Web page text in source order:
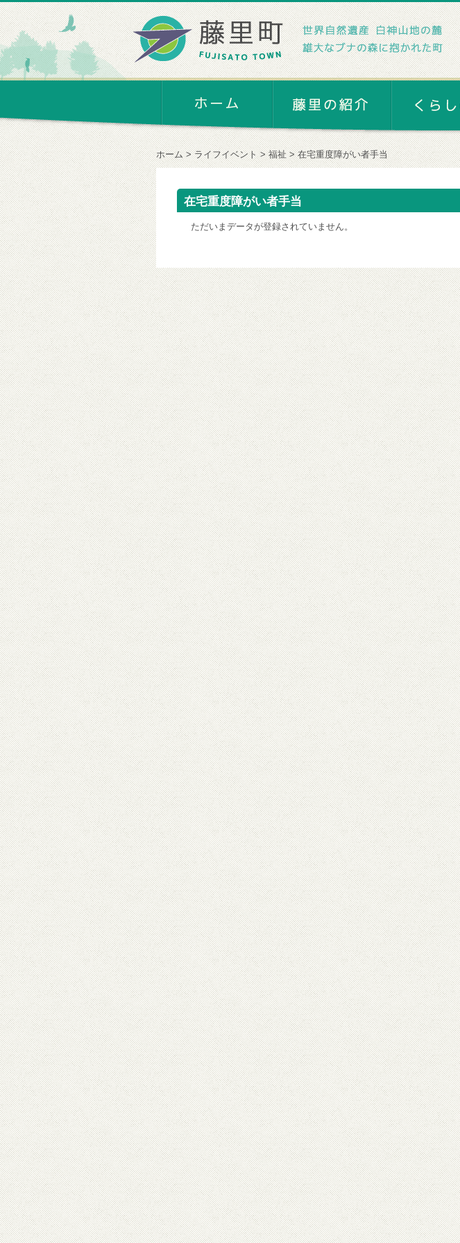
ホーム ライフイベント 福祉 在宅重度障がい者手当
在宅重度障がい者手当
ただいまデータが登録されていません。